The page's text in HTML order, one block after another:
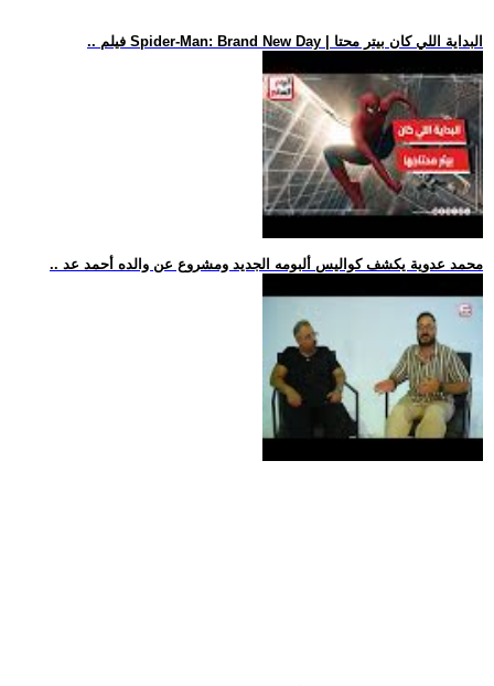
.. فيلم Spider-Man: Brand New Day | البداية اللي كان بيتر محتا
.. محمد عدوية يكشف كواليس ألبومه الجديد ومشروع عن والده أحمد عد